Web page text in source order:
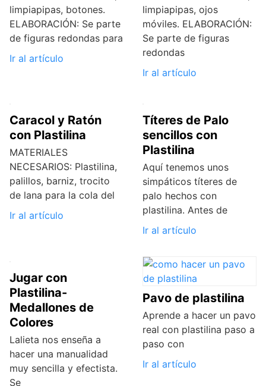
limpiapipas, botones.
ELABORACIÓN: Se parte
de figuras redondas para
Ir al artículo
limpiapipas, ojos
móviles. ELABORACIÓN:
Se parte de figuras
redondas
Ir al artículo
Caracol y Ratón
con Plastilina
MATERIALES
NECESARIOS: Plastilina,
palillos, barniz, trocito
de lana para la cola del
Ir al artículo
Títeres de Palo
sencillos con
Plastilina
Aquí tenemos unos
simpáticos títeres de
palo hechos con
plastilina. Antes de
Ir al artículo
Jugar con
Plastilina-
Medallones de
Colores
Lalieta nos enseña a
hacer una manualidad
muy sencilla y efectista.
Se
Pavo de plastilina
Aprende a hacer un pavo
real con plastilina paso a
paso con
Ir al artículo